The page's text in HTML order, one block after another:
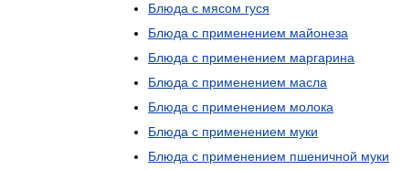
Блюда с мясом гуся
Блюда с применением майонеза
Блюда с применением маргарина
Блюда с применением масла
Блюда с применением молока
Блюда с применением муки
Блюда с применением пшеничной муки